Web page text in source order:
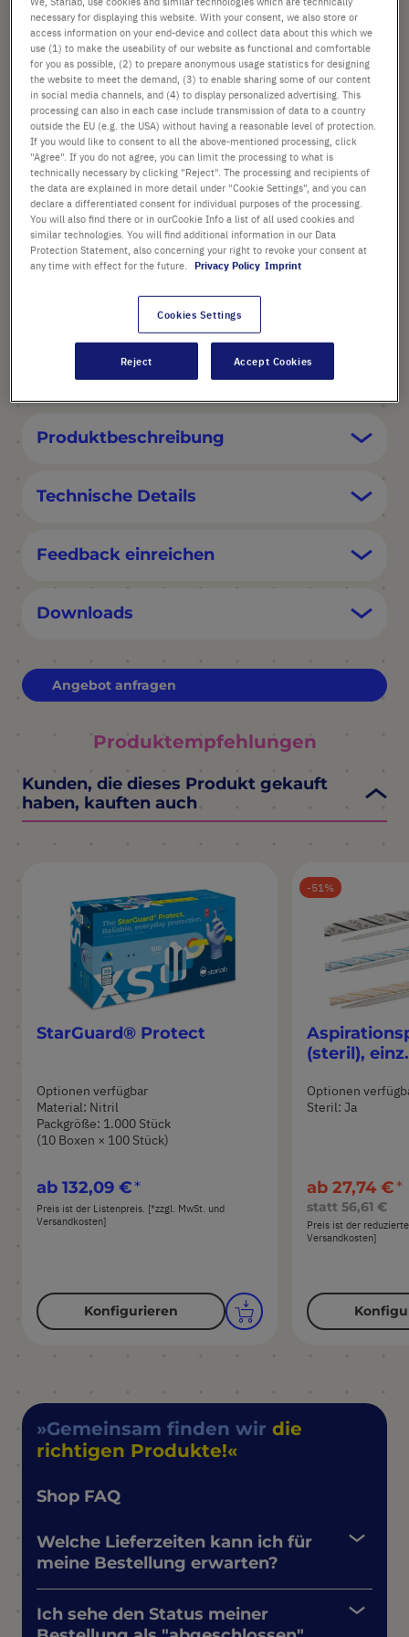
PRODUKT HIGHLIGHTS
Art. Nr.
N2400-9007
40,17 €
Preis ist der Listenpreis. [*zzgl. MwSt. und Versandkosten]
Verfügbarkeit prüfen zzgl.Versand
- +
In
den
Warenkorb
1 Stück (1 Box × 1 Stück)
Produktbeschreibung
Technische Details
Feedback einreichen
Downloads
Angebot anfragen
Produktempfehlungen
Kunden, die dieses Produkt gekauft
haben, kauften auch
StarGuard® Protect
Optionen verfügbar
Material: Nitril
Packgröße: 1.000 Stück
(10 Boxen × 100 Stück)
ab 132,09 €
Preis ist der Listenpreis. [*zzgl. MwSt. und
Versandkosten]
Konfigurieren
51
(steril),
Optionen
Steril: Ja
ab 27,74 €
statt 56,61 €
Preis ist der
Versandkosten]
Gemeinsam finden wir die
richtigen Produkte!
Shop FAQ
Welche Lieferzeiten kann ich für
meine Bestellung erwarten?
Ich sehe den Status meiner
necessary for displaying this website. With your consent, we also store or
access information on your end-device and collect data about this which we
use (1) to make the useability of our website as functional and comfortable
for you as possible, (2) to prepare anonymous usage statistics for designing
the website to meet the demand, (3) to enable sharing some of our content
in social media channels, and (4) to display personalized advertising. This
processing can also in each case include transmission of data to a country
outside the EU (e.g. the USA) without having a reasonable level of protection.
If you would like to consent to all the above-mentioned processing, click
"Agree". If you do not agree, you can limit the processing to what is
technically necessary by clicking "Reject". The processing and recipients of
the data are explained in more detail under "Cookie Settings", and you can
declare a differentiated consent for individual purposes of the processing.
You will also find there or in ourCookie Info a list of all used cookies and
similar technologies. You will find additional information in our Data
Protection Statement, also concerning your right to revoke your consent at
any time with effect for the future.
Privacy Policy Imprint
Cookies Settings
Reject Accept Cookies